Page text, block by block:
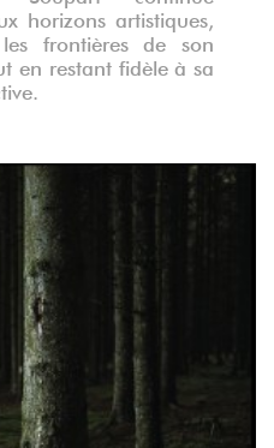
horizons artistiques,
frontières de son
en restant fidèle à sa